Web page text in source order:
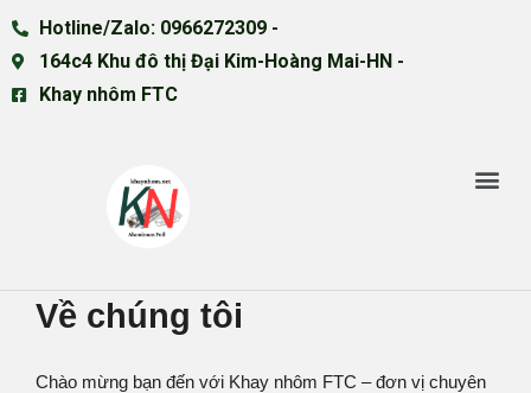
Hotline/Zalo: 0966272309 -
164c4 Khu đô thị Đại Kim-Hoàng Mai-HN -
Khay nhôm FTC
Về chúng tôi
Chào mừng bạn đến với Khay nhôm FTC – đơn vị chuyên